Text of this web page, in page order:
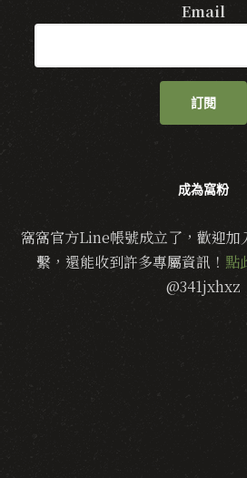
Email
訂閱
成為窩粉
窩窩官方Line帳號成立了，歡迎加
繫，還能收到許多專屬資訊！ 點
@341jxhxz